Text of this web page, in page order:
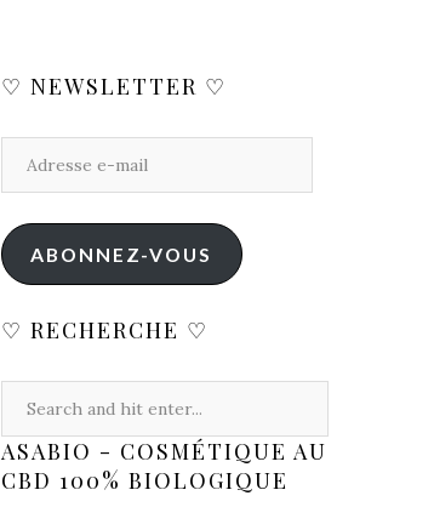
♡ NEWSLETTER ♡
ABONNEZ-VOUS
♡ RECHERCHE ♡
ASABIO - COSMÉTIQUE AU
CBD 100% BIOLOGIQUE